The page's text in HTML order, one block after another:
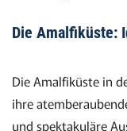
Die Amalfiküste:
Die Amalfiküste in
ihre
und spektakuläre